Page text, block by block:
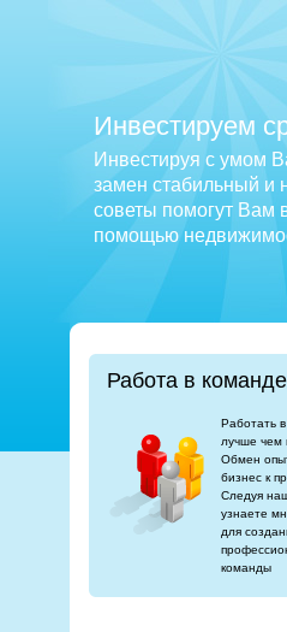
Инвестируем
Инвестируя с умом
замен стабильный и
советы помогут Вам
помощью
Работа в команде
Работать
лучше чем
Обмен
бизнес к
Следуя
узнаете
для
команды